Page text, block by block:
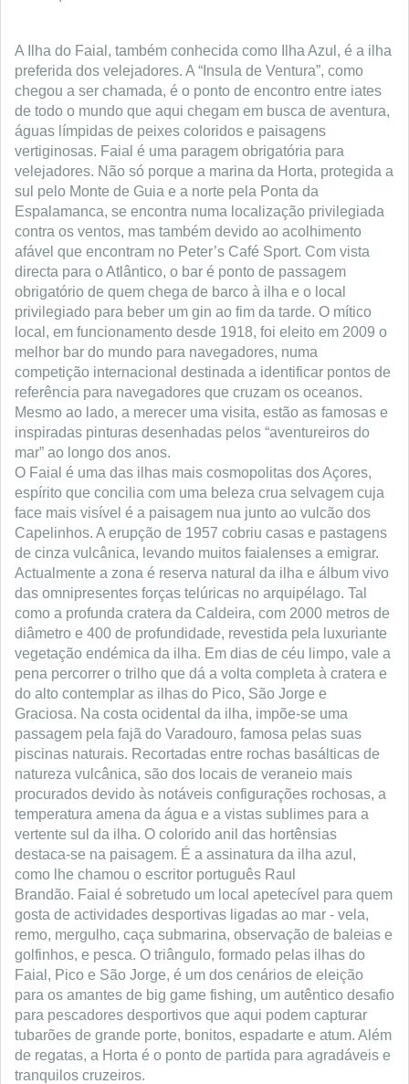
A Ilha do Faial, também conhecida como Ilha Azul, é a ilha
preferida dos velejadores. A “Insula de Ventura”, como
chegou a ser chamada, é o ponto de encontro entre iates
de todo o mundo que aqui chegam em busca de aventura,
águas límpidas de peixes coloridos e paisagens
vertiginosas. Faial é uma paragem obrigatória para
velejadores. Não só porque a marina da Horta, protegida a
sul pelo Monte de Guia e a norte pela Ponta da
Espalamanca, se encontra numa localização privilegiada
contra os ventos, mas também devido ao acolhimento
afável que encontram no Peter’s Café Sport. Com vista
directa para o Atlântico, o bar é ponto de passagem
obrigatório de quem chega de barco à ilha e o local
privilegiado para beber um gin ao fim da tarde. O mítico
local, em funcionamento desde 1918, foi eleito em 2009 o
melhor bar do mundo para navegadores, numa
competição internacional destinada a identificar pontos de
referência para navegadores que cruzam os oceanos.
Mesmo ao lado, a merecer uma visita, estão as famosas e
inspiradas pinturas desenhadas pelos “aventureiros do
mar” ao longo dos anos.
O Faial é uma das ilhas mais cosmopolitas dos Açores,
espírito que concilia com uma beleza crua selvagem cuja
face mais visível é a paisagem nua junto ao vulcão dos
Capelinhos. A erupção de 1957 cobriu casas e pastagens
de cinza vulcânica, levando muitos faialenses a emigrar.
Actualmente a zona é reserva natural da ilha e álbum vivo
das omnipresentes forças telúricas no arquipélago. Tal
como a profunda cratera da Caldeira, com 2000 metros de
diâmetro e 400 de profundidade, revestida pela luxuriante
vegetação endémica da ilha. Em dias de céu limpo, vale a
pena percorrer o trilho que dá a volta completa à cratera e
do alto contemplar as ilhas do Pico, São Jorge e
Graciosa. Na costa ocidental da ilha, impõe-se uma
passagem pela fajã do Varadouro, famosa pelas suas
piscinas naturais. Recortadas entre rochas basálticas de
natureza vulcânica, são dos locais de veraneio mais
procurados devido às notáveis configurações rochosas, a
temperatura amena da água e a vistas sublimes para a
vertente sul da ilha. O colorido anil das hortênsias
destaca-se na paisagem. É a assinatura da ilha azul,
como lhe chamou o escritor português Raul
Brandão. Faial é sobretudo um local apetecível para quem
gosta de actividades desportivas ligadas ao mar - vela,
remo, mergulho, caça submarina, observação de baleias e
golfinhos, e pesca. O triângulo, formado pelas ilhas do
Faial, Pico e São Jorge, é um dos cenários de eleição
para os amantes de big game fishing, um autêntico desafio
para pescadores desportivos que aqui podem capturar
tubarões de grande porte, bonitos, espadarte e atum. Além
de regatas, a Horta é o ponto de partida para agradáveis e
tranquilos cruzeiros.